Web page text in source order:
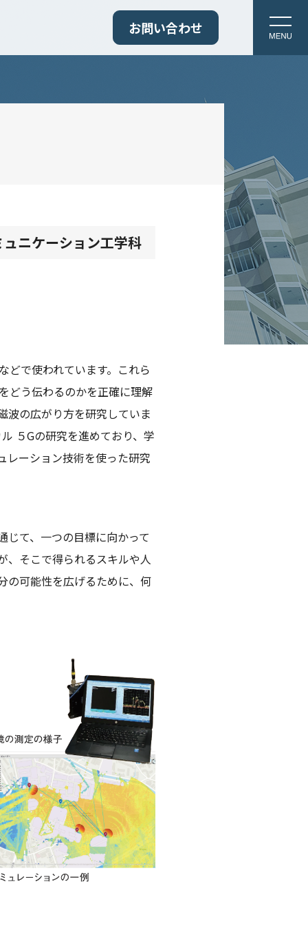
お問い合わせ
ニケーション工学科
どで使われています。これら
どう伝わるのかを正確に理解
波の広がり方を研究していま
５Gの研究を進めており、学
レーション技術を使った研究
じて、一つの目標に向かって
、そこで得られるスキルや人
の可能性を広げるために、何